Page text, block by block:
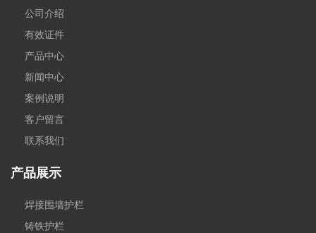
公司介绍
有效证件
产品中心
新闻中心
案例说明
客户留言
联系我们
产品展示
焊接围墙护栏
铸铁护栏